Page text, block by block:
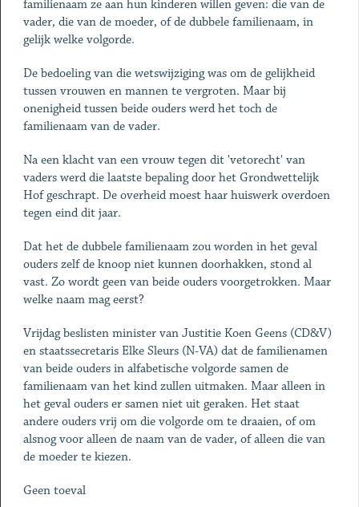
familienaam ze aan hun kinderen willen geven: die van de
vader, die van de moeder, of de dubbele familienaam, in
gelijk welke volgorde.
De bedoeling van die wetswijziging was om de gelijkheid
tussen vrouwen en mannen te vergroten. Maar bij
onenigheid tussen beide ouders werd het toch de
familienaam van de vader.
Na een klacht van een vrouw tegen dit 'vetorecht' van
vaders werd die laatste bepaling door het Grondwettelijk
Hof geschrapt. De overheid moest haar huiswerk overdoen
tegen eind dit jaar.
Dat het de dubbele familienaam zou worden in het geval
ouders zelf de knoop niet kunnen doorhakken, stond al
vast. Zo wordt geen van beide ouders voorgetrokken. Maar
welke naam mag eerst?
Vrijdag beslisten minister van Justitie Koen Geens (CD&V)
en staatssecretaris Elke Sleurs (N-VA) dat de familienamen
van beide ouders in alfabetische volgorde samen de
familienaam van het kind zullen uitmaken. Maar alleen in
het geval ouders er samen niet uit geraken. Het staat
andere ouders vrij om die volgorde om te draaien, of om
alsnog voor alleen de naam van de vader, of alleen die van
de moeder te kiezen.
Geen toeval